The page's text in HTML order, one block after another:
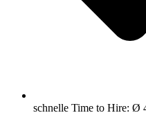
schnelle Time to Hire: Ø